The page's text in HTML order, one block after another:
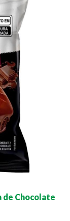
de Chocolate